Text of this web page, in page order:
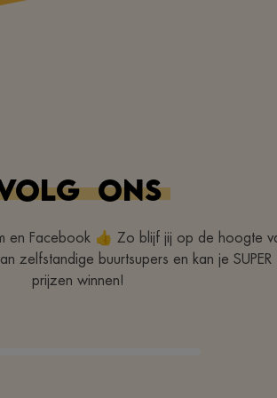
ONS
en Facebook 👍 Zo blijf jij op de hoogte
zelfstandige buurtsupers en kan je SUPER
prijzen winnen!